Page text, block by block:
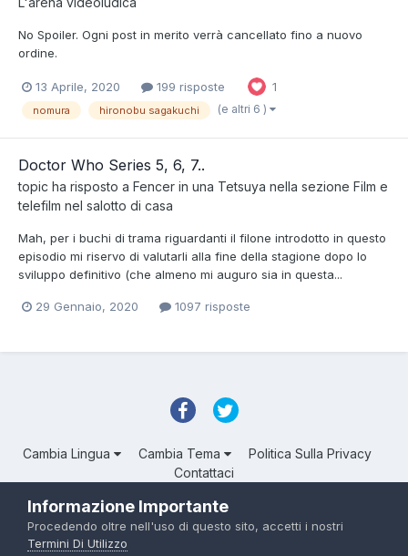
No Spoiler. Ogni post in merito verrà cancellato fino a nuovo
ordine.
13 Aprile, 2020 199 risposte 1
nomura hironobu sagakuchi (e altri 6 )
Doctor Who Series 5, 6, 7..
topic ha risposto a Fencer in una Tetsuya nella sezione Film e
telefilm nel salotto di casa
Mah, per i buchi di trama riguardanti il filone introdotto in questo
episodio mi riservo di valutarli alla fine della stagione dopo lo
sviluppo definitivo (che almeno mi auguro sia in questa...
29 Gennaio, 2020 1097 risposte
Cambia Lingua Cambia Tema
Politica Sulla Privacy
Contattaci
Powered by Invision Community
Informazione Importante
Procedendo oltre nell'uso di questo sito, accetti i nostri
Termini Di Utilizzo